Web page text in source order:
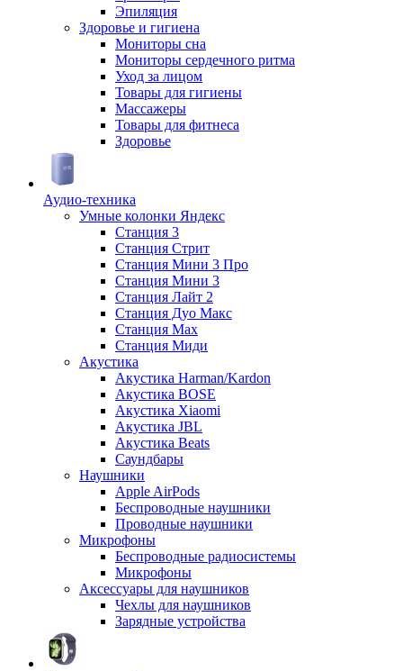
Эпиляция
Здоровье и гигиена
Мониторы сна
Мониторы сердечного ритма
Уход за лицом
Товары для гигиены
Массажеры
Товары для фитнеса
Здоровье
Аудио-техника
Умные колонки Яндекс
Станция 3
Станция Стрит
Станция Мини 3 Про
Станция Мини 3
Станция Лайт 2
Станция Дуо Макс
Станция Max
Станция Миди
Акустика
Акустика Harman/Kardon
Акустика BOSE
Акустика Xiaomi
Акустика JBL
Акустика Beats
Саундбары
Наушники
Apple AirPods
Беспроводные наушники
Проводные наушники
Микрофоны
Беспроводные радиосистемы
Микрофоны
Аксессуары для наушников
Чехлы для наушников
Зарядные устройства